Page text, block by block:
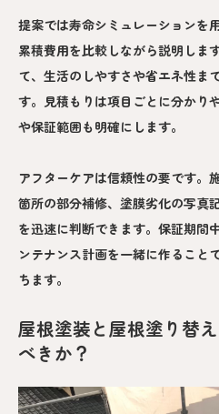
提案では寿命シミュレーションを
累積費用を比較しながら説明しま
て、生活のしやすさや省エネ性ま
す。見積もりは項目ごとに分かり
や保証範囲も明確にします。
アフターケアは信頼性の要です。
箇所の部分補修、塗膜劣化の写真
を迅速に判断できます。保証期間
ンテナンス計画を一緒に作ること
ちます。
屋根塗装と屋根塗り替
べきか？